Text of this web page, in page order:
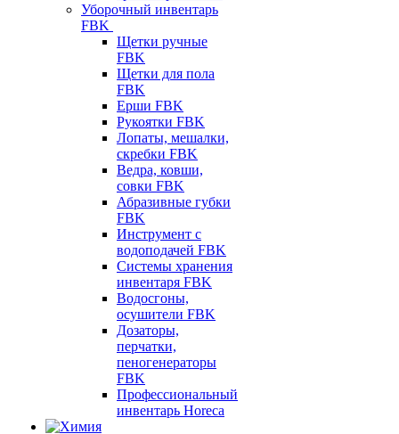
Уборочный инвентарь
FBK
Щетки ручные
FBK
Щетки для пола
FBK
Ерши FBK
Рукоятки FBK
Лопаты, мешалки,
скребки FBK
Ведра, ковши,
совки FBK
Абразивные губки
FBK
Инструмент с
водоподачей FBK
Системы хранения
инвентаря FBK
Водосгоны,
осушители FBK
Дозаторы,
перчатки,
пеногенераторы
FBK
Профессиональный
инвентарь Horeca